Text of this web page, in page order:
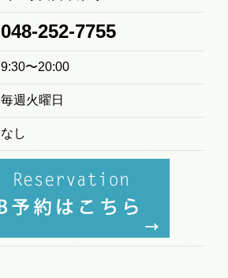
048-252-7755
9:30〜20:00
毎週火曜日
なし